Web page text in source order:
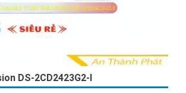
DS-2CD2423G2-I